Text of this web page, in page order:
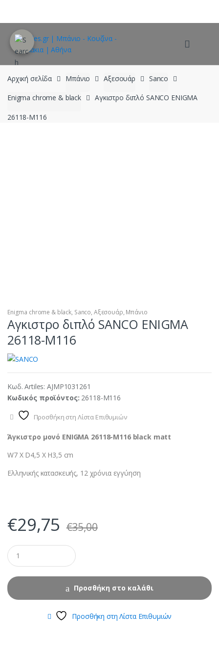
navigation
content
Αρχική σελίδα Μπάνιο Αξεσουάρ Sanco
Enigma chrome & black Αγκιστρο διπλό SANCO ENIGMA
26118-M116
Enigma chrome & black, Sanco, Αξεσουάρ, Μπάνιο
Αγκιστρο διπλό SANCO ENIGMA
26118-M116
Κωδ. Artiles: AJMP1031261
Κωδικός προϊόντος: 26118-M116
Προσθήκη στη Λίστα Επιθυμιών
Άγκιστρο μονό ENIGMA 26118-M116 black matt
W7 X D4,5 X H3,5 cm
Ελληνικής κατασκευής, 12 χρόνια εγγύηση
€29,75 €35,00
Προσθήκη στο καλάθι
Προσθήκη στη Λίστα Επιθυμιών